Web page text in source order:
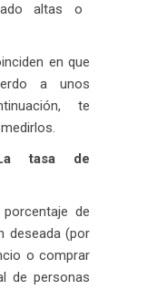
altas o
en que
a unos
te
tasa de
de
deseada (por
o comprar
de personas